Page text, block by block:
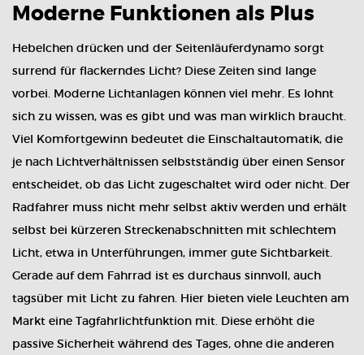
Moderne Funktionen als Plus
Hebelchen drücken und der Seitenläuferdynamo sorgt
surrend für flackerndes Licht? Diese Zeiten sind lange
vorbei. Moderne Lichtanlagen können viel mehr. Es lohnt
sich zu wissen, was es gibt und was man wirklich braucht.
Viel Komfortgewinn bedeutet die Einschaltautomatik, die
je nach Lichtverhältnissen selbstständig über einen Sensor
entscheidet, ob das Licht zugeschaltet wird oder nicht. Der
Radfahrer muss nicht mehr selbst aktiv werden und erhält
selbst bei kürzeren Streckenabschnitten mit schlechtem
Licht, etwa in Unterführungen, immer gute Sichtbarkeit.
Gerade auf dem Fahrrad ist es durchaus sinnvoll, auch
tagsüber mit Licht zu fahren. Hier bieten viele Leuchten am
Markt eine Tagfahrlichtfunktion mit. Diese erhöht die
passive Sicherheit während des Tages, ohne die anderen